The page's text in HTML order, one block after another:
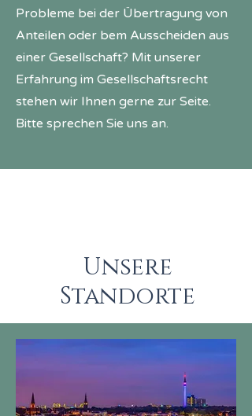
Probleme bei der Übertragung von
Anteilen oder bem Ausscheiden aus
einer Gesellschaft? Mit unserer
Erfahrung im Gesellschaftsrecht
stehen wir Ihnen gerne zur Seite.
Bitte sprechen Sie uns an.
Unsere
Standorte